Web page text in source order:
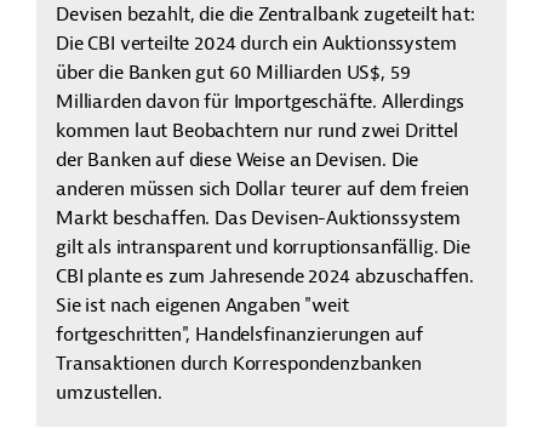
Devisen bezahlt, die die Zentralbank zugeteilt hat:
Die CBI verteilte 2024 durch ein Auktionssystem
über die Banken gut 60 Milliarden US$, 59
Milliarden davon für Importgeschäfte. Allerdings
kommen laut Beobachtern nur rund zwei Drittel
der Banken auf diese Weise an Devisen. Die
anderen müssen sich Dollar teurer auf dem freien
Markt beschaffen. Das Devisen-Auktionssystem
gilt als intransparent und korruptionsanfällig. Die
CBI plante es zum Jahresende 2024 abzuschaffen.
Sie ist nach eigenen Angaben "weit
fortgeschritten", Handelsfinanzierungen auf
Transaktionen durch Korrespondenzbanken
umzustellen.